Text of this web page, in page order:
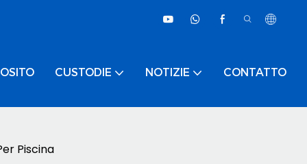
CUSTODIE NOTIZIE CONTATTO
Piscina